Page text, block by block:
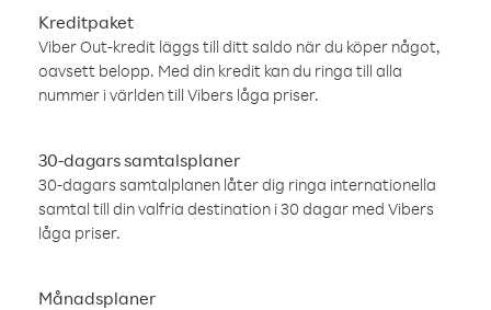
Kreditpaket
Viber Out-kredit läggs till ditt saldo när du köper något,
oavsett belopp. Med din kredit kan du ringa till alla
nummer i världen till Vibers låga priser.
30-dagars samtalsplaner
30-dagars samtalplanen låter dig ringa internationella
samtal till din valfria destination i 30 dagar med Vibers
låga priser.
Månadsplaner